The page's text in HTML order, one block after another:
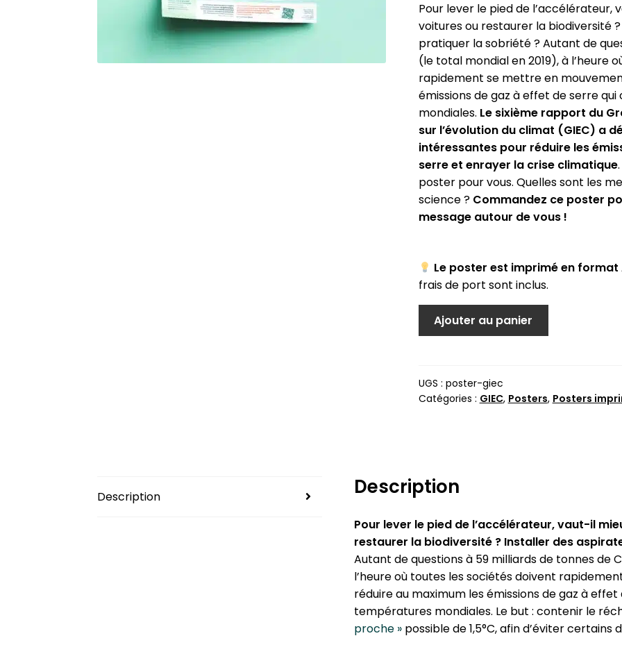
Pour lever le pied de
voitures ou restaurer la biodiversité
pratiquer la sobriété ? Autant de
(le total mondial en 2019), à l’heure
rapidement se mettre en
émissions de gaz à effet de serre
mondiales. Le sixième rapport du
sur l’évolution du climat (GIEC) a
intéressantes pour réduire les
serre et enrayer la crise climatique
poster pour vous. Quelles sont les
science ? Commandez ce poster
message autour de vous !
Le poster est imprimé en format
frais de port sont inclus.
quantité
solutions
du
climat
Version
papier
à
commander
Ajouter au panier
UGS : poster-giec
Catégories : GIEC, Posters, Posters
Description Description
Pour lever le pied de l’accélérateur, vaut-il
restaurer la bio­di­ver­si­té ? Installer des
Autant de questions à 59 milliards de tonnes de
l’heure où toutes les sociétés doivent
réduire au maximum les émissions de gaz à
tem­pé­ra­tures mondiales. Le but : contenir le
proche » possible de 1,5°C, afin d’éviter